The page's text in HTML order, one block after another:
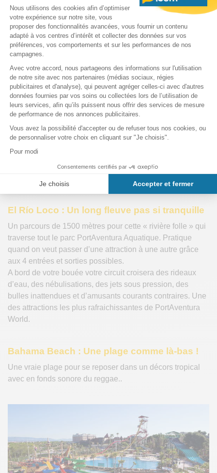
Dans la nouvelle piscine pour les enfants, le galion des
pirates est une attraction douce mais joyeuse.
Accompagnés des drôles de personnages de « Sesame
Street », les enfants imaginent des histoires d’abordages
Taille minimale : 1,20 m pour les toboggans hauts - Taille
minimale : 1,10 m pour les toboggans bas
Cayo Cookie : Des jeux aquatiques pour les
plus petits.
Piscine, jeux aquatiques, fontaines jaillissantes, petits
bains.. Les enfants y passent des heures, les plus grands,
allongés sur des chaises longues, les surveillent d’un œil
El Río Loco : Un long fleuve pas si tranquille
Un parcours de 1500 mètres pour cette « rivière folle » qui
traverse tout le parc PortAventura Aquatique. Pratique
quand on veut passer d’une attraction à une autre grâce
aux 4 entrées et sorties possibles.
A bord de votre bouée votre circuit croisera des rideaux
d’eau, des nébulisations, des jets sous pression, des
bulles inattendues et d’amusants courants contraires. Une
des attractions les plus rafraichissantes de PortAventura
World.
Bahama Beach : Une plage comme là-bas !
Une vraie plage pour se reposer dans un décors tropical
avec en fonds sonore du reggae..